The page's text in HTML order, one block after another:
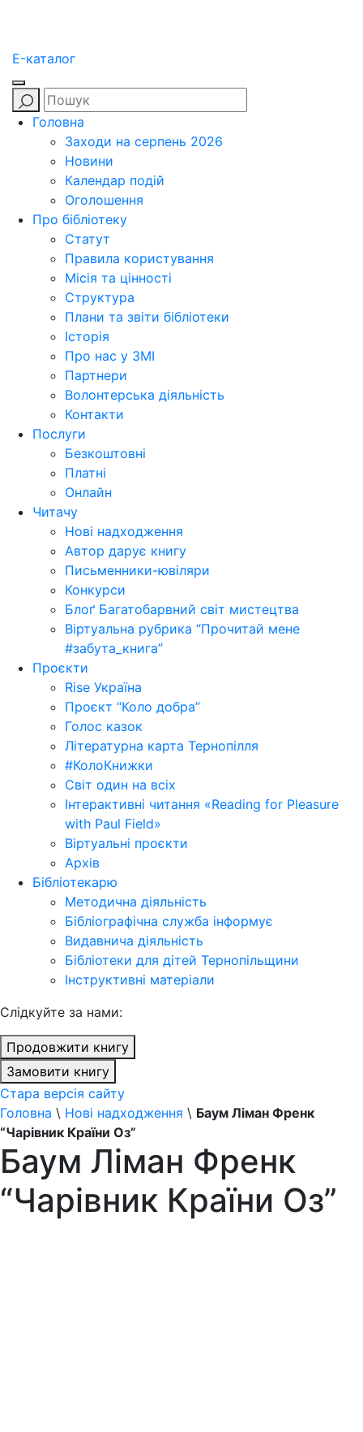
E-каталог
Головна
Заходи на серпень 2026
Новини
Календар подій
Оголошення
Про бібліотеку
Статут
Правила користування
Місія та цінності
Структура
Плани та звіти бібліотеки
Історія
Про нас у ЗМІ
Партнери
Волонтерська діяльність
Контакти
Послуги
Безкоштовні
Платні
Онлайн
Читачу
Нові надходження
Автор дарує книгу
Письменники-ювіляри
Конкурси
Блоґ Багатобарвний світ мистецтва
Віртуальна рубрика “Прочитай мене
#забута_книга”
Проєкти
Rise Україна
Проєкт “Коло добра”
Голос казок
Літературна карта Тернопілля
#КолоКнижки
Світ один на всіх
Інтерактивні читання «Reading for Pleasure
with Paul Field»
Віртуальні проєкти
Архів
Бібліотекарю
Методична діяльність
Бібліографічна служба інформує
Видавнича діяльність
Бібліотеки для дітей Тернопільщини
Інструктивні матеріали
Cлідкуйте за нами:
Продовжити книгу
Замовити книгу
Стара версія сайту
Головна \ Нові надходження \ Баум Ліман Френк
“Чарівник Країни Оз”
Баум Ліман Френк
“Чарівник Країни Оз”